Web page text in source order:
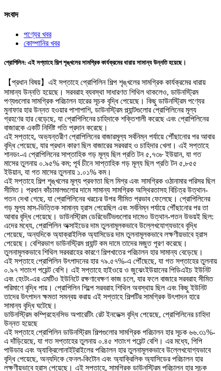
সংবাদ
পণ্যের খবর
কোম্পানির খবর
প্রোপিলিন: এই সপ্তাহে শিল্প শৃঙ্খলের সামগ্রিক কার্যক্রমের ধারায় সামান্য উন্নতি হয়েছে।
【প্রধান বিষয়】এই সপ্তাহে প্রোপিলিন শিল্প শৃঙ্খলের সামগ্রিক কার্যক্রমের ধারায়
সামান্য উন্নতি হয়েছে। সরবরাহ ব্যবস্থা সাধারণত শিথিল থাকলেও, ডাউনস্ট্রিম
পণ্যগুলোর সামগ্রিক পরিচালন হারের সূচক বৃদ্ধি পেয়েছে। কিছু ডাউনস্ট্রিম পণ্যের
মুনাফার হার উন্নত হওয়ার পাশাপাশি, ডাউনস্ট্রিম প্ল্যান্টগুলোর প্রোপিলিনের মূল্য
গ্রহণের হার বেড়েছে, যা প্রোপিলিনের চাহিদাকে শক্তিশালী করেছে এবং প্রোপিলিনের
বাজারকে একটি নির্দিষ্ট গতি প্রদান করেছে।
এই সপ্তাহে, অভ্যন্তরীণ প্রোপিলিনের বাজারমূল্য সর্বনিম্ন পর্যায়ে পৌঁছানোর পর আবার
বৃদ্ধি পেয়েছে, যার প্রধান কারণ ছিল বাজারের সরবরাহ ও চাহিদার খেলা। এই সপ্তাহে
শানডং-এ প্রোপিলিনের সাপ্তাহিক গড় মূল্য ছিল প্রতি টন ৫,৭৩৮ ইউয়ান, যা গত
মাসের তুলনায় ০.৯৫% কম; পূর্ব চীনে সাপ্তাহিক গড় মূল্য ছিল প্রতি টন ৫,৮৫৫
ইউয়ান, যা গত মাসের তুলনায় ১.০১% কম।
এই সপ্তাহে শিল্প শৃঙ্খলের মূল্য প্রবণতা ছিল মিশ্র এবং সামগ্রিক ওঠানামার পরিসর ছিল
সীমিত। প্রধান কাঁচামালগুলোর দামে সামান্য সামগ্রিক অস্থিরতাসহ বিচিত্র উত্থান-
পতন দেখা গেছে, যা প্রোপিলিনের খরচের উপর সীমিত প্রভাব ফেলেছে। প্রোপিলিনের
গড় মূল্য মাস-ভিত্তিক সামান্য হ্রাস পেয়েছিল এবং সর্বনিম্ন পর্যায়ে পৌঁছানোর পর তা
আবার বৃদ্ধি পেয়েছে। ডাউনস্ট্রিম ডেরিভেটিভগুলোর দামেও উত্থান-পতন উভয়ই ছিল:
এদের মধ্যে, প্রোপিলিন অক্সাইডের দাম তুলনামূলকভাবে উল্লেখযোগ্যভাবে বৃদ্ধি
পেয়েছে, অন্যদিকে অ্যাক্রাইলিক অ্যাসিডের দাম তুলনামূলকভাবে লক্ষণীয়ভাবে হ্রাস
পেয়েছে। বেশিরভাগ ডাউনস্ট্রিম প্ল্যান্ট কম দামে তাদের মজুত পূরণ করেছে।
তুলনামূলকভাবে শিথিল সরবরাহের কারণে শিল্পখাতের পরিচালন হার সামান্য বেড়েছে।
এই সপ্তাহে প্রোপিলিন উৎপাদনের হার ৭৯.৫৭%-এ পৌঁছেছে, যা গত সপ্তাহের তুলনায়
০.৯৭ শতাংশ পয়েন্ট বেশি। এই সপ্তাহে হাইওয়ে ও জুঝেংইউয়ানের পিডিএইচ ইউনিট
এবং হেংটং-এর এমটিও ইউনিটে রক্ষণাবেক্ষণ কাজ চলে, যার ফলে বাজারে সরবরাহ সীমিত
পরিমাণে বৃদ্ধি পায়। প্রোপিলিন শিল্পে সরবরাহ শিথিল অবস্থায় ছিল এবং কিছু ইউনিট
তাদের উৎপাদন ক্ষমতা সমন্বয় করায় এই সপ্তাহে শিল্পটির সামগ্রিক উৎপাদন হারে
সামান্য বৃদ্ধি ঘটেছে।
ডাউনস্ট্রিম কম্প্রিহেনসিভ অপারেটিং রেট ইনডেক্স বৃদ্ধি পেয়েছে, প্রোপিলিনের চাহিদা
উন্নত হয়েছে
এই সপ্তাহে প্রোপিলিন ডাউনস্ট্রিম শিল্পগুলোর সামগ্রিক পরিচালন হার সূচক ৬৬.৩১%-
এ দাঁড়িয়েছে, যা গত সপ্তাহের তুলনায় ০.৪৫ শতাংশ পয়েন্ট বেশি। এর মধ্যে, পিপি
পাউডার এবং অ্যাক্রিলোনাইট্রাইলের পরিচালন হার তুলনামূলকভাবে উল্লেখযোগ্যভাবে
বৃদ্ধি পেয়েছে, অন্যদিকে ফেনল-কিটোন এবং অ্যাক্রিলিক অ্যাসিডের পরিচালন হার
লক্ষণীয়ভাবে হ্রাস পেয়েছে। এই সপ্তাহে, সামগ্রিক ডাউনস্ট্রিম পরিচালন হার সূচক